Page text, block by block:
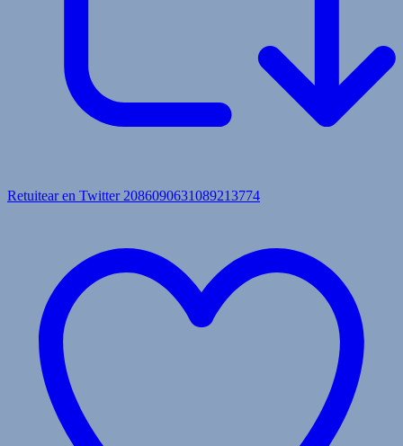
Retuitear en Twitter 2086090631089213774